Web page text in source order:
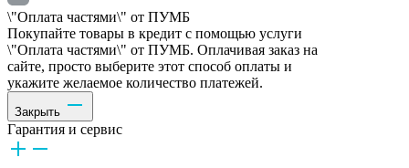
\"Оплата частями\" от ПУМБ
Покупайте товары в кредит с помощью услуги
\"Оплата частями\" от ПУМБ. Оплачивая заказ на
сайте, просто выберите этот способ оплаты и
укажите желаемое количество платежей.
Закрыть
Гарантия и сервис